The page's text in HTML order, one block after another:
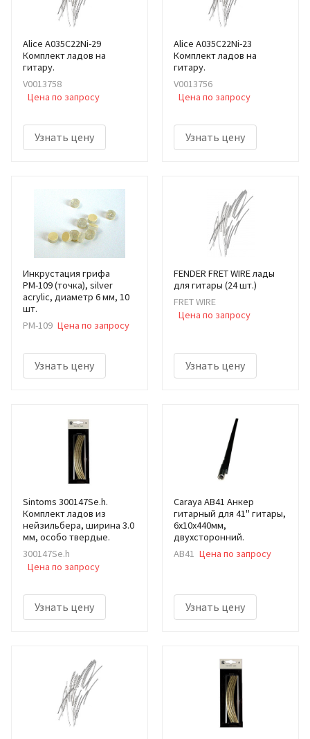
Alice A035C22Ni-29
Комплект ладов на
гитару.
V0013758
Цена по запросу
Узнать цену
Alice A035C22Ni-23
Комплект ладов на
гитару.
V0013756
Цена по запросу
Узнать цену
Инкрустация грифа
РМ-109 (точка), silver
acrylic, диаметр 6 мм, 10
шт.
РМ-109 Цена по запросу
Узнать цену
FENDER FRET WIRE лады
для гитары (24 шт.)
FRET WIRE
Цена по запросу
Узнать цену
Sintoms 300147Se.h.
Комплект ладов из
нейзильбера, ширина 3.0
мм, особо твердые.
300147Se.h
Цена по запросу
Узнать цену
Caraya AB41 Анкер
гитарный для 41" гитары,
6х10х440мм,
двухсторонний.
AB41 Цена по запросу
Узнать цену